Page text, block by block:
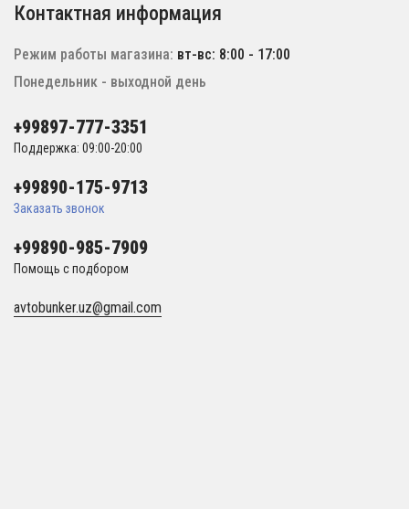
Контактная информация
Режим работы магазина: вт-вс: 8:00 - 17:00
Понедельник - выходной день
+99897-777-3351
Поддержка: 09:00-20:00
+99890-175-9713
Заказать звонок
+99890-985-7909
Помощь с подбором
avtobunker.uz@gmail.com